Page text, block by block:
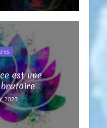
est une
2023